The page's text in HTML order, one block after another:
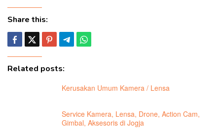
Share this:
Related posts:
Kerusakan Umum Kamera / Lensa
Service Kamera, Lensa, Drone, Action Cam,
Gimbal, Aksesoris di Jogja